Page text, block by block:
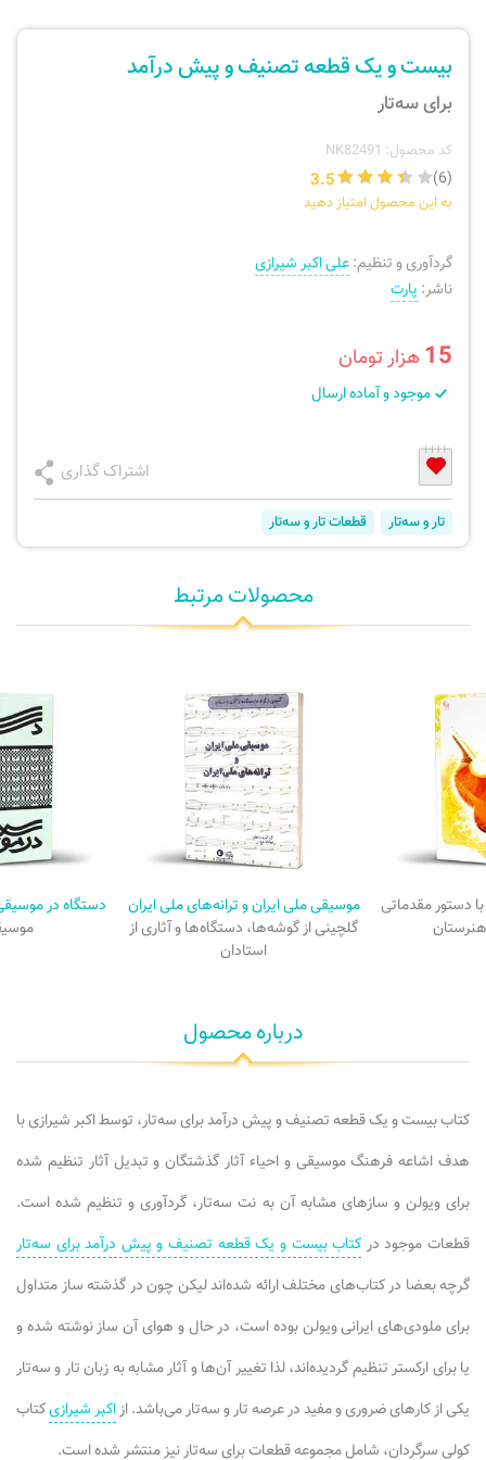
نی، فلوت، سازهای بادی
ارسال سفارش
بیست و یک قطعه تصنیف و پیش درآمد
برای سه‌تار
کد محصول: NK82491
(6)
3.5
به این محصول امتیاز دهید
گردآوری و تنظیم:علی اکبر شیرازی
ناشر: پارت
15هزار تومان
موجود و آماده ارسال
اشتراک گذاری
تار و سه‌تار قطعات تار و سه‌تار
محصولات مرتبط
دستور مقدماتی
هنرستان
موسیقی ملی ایران و ترانه‌های ملی ایران
گلچینی از گوشه‌ها، دستگاه‌ها و آثاری از
استادان
دستگاه در
درباره محصول
کتاب بیست و یک قطعه تصنیف و پیش درآمد برای سه‌تار، توسط اکبر شیرازی با
هدف اشاعه فرهنگ موسیقی و احیاء آثار گذشتگان و تبدیل آثار تنظیم شده
برای ویولن و سازهای مشابه آن به نت سه‌تار، گردآوری و تنظیم شده است.
قطعات موجود در کتاب بیست و یک قطعه تصنیف و پیش درآمد برای سه‌تار
گرچه بعضا در کتاب‌های مختلف ارائه شده‌اند لیکن چون در گذشته ساز متداول
برای ملودی‌های ایرانی ویولن بوده است، در حال و هوای آن ساز نوشته شده و
یا برای ارکستر تنظیم گردیده‌اند، لذا تغییر آن‌ها و آثار مشابه به زبان تار و سه‌تار
یکی از کارهای ضروری و مفید در عرصه تار و سه‌تار می‌باشد. از اکبر شیرازیکتاب
کولی سرگردان، شامل مجموعه قطعات برای سه‌تار نیز منتشر شده است.